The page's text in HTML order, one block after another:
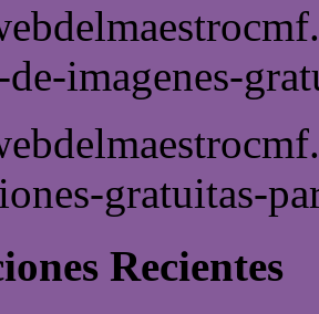
de-imagenes-
gratuitas-
Recientes